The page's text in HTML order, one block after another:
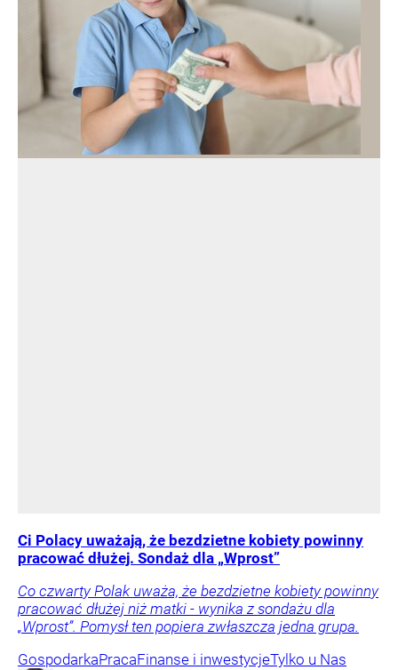
Ci Polacy uważają, że bezdzietne kobiety powinny
pracować dłużej. Sondaż dla „Wprost”
Co czwarty Polak uważa, że bezdzietne kobiety powinny
pracować dłużej niż matki - wynika z sondażu dla
„Wprost”. Pomysł ten popiera zwłaszcza jedna grupa.
GospodarkaPracaFinanse i inwestycjeTylko u Nas